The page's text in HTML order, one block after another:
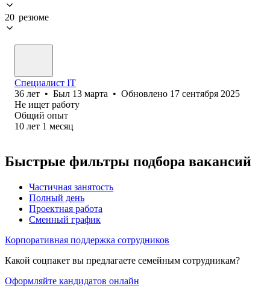
20 резюме
Специалист IT
36 лет • Был 13 марта • Обновлено 17 сентября 2025
Не ищет работу
Общий опыт
10 лет 1 месяц
Быстрые фильтры подбора вакансий
Частичная занятость
Полный день
Проектная работа
Сменный график
Корпоративная поддержка сотрудников
Какой соцпакет вы предлагаете семейным сотрудникам?
Оформляйте кандидатов онлайн